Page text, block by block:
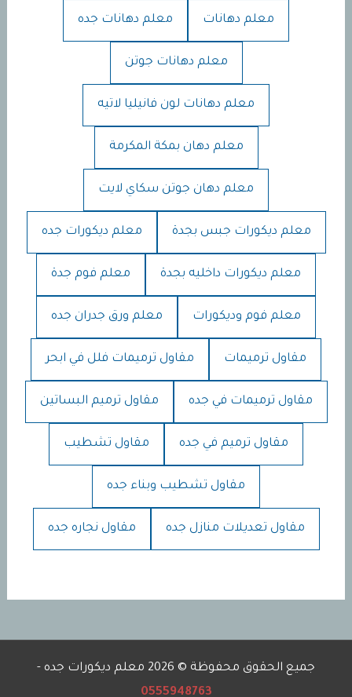
معلم دهانات معلم دهانات جده
معلم دهانات جوتن
معلم دهانات لون فانيليا لاتيه
معلم دهان بمكة المكرمة
معلم دهان جوتن سكاي لايت
معلم ديكورات جبس بجدة معلم ديكورات جده
معلم ديكورات داخليه بجدة معلم فوم جدة
معلم فوم وديكورات معلم ورق جدران جده
مقاول ترميمات مقاول ترميمات فلل في ابحر
مقاول ترميمات في جده مقاول ترميم البساتين
مقاول ترميم في جده مقاول تشطيب
مقاول تشطيب وبناء جده
مقاول تعديلات منازل جده مقاول نجاره جده
جميع الحقوق محفوظة © 2026 معلم ديكورات جده -
0555948763